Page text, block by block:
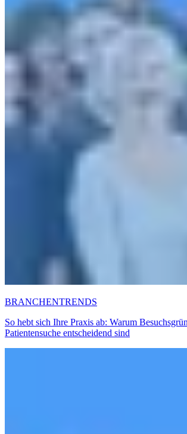
BRANCHENTRENDS
So hebt sich Ihre Praxis ab: Warum
Patientensuche entscheidend sind